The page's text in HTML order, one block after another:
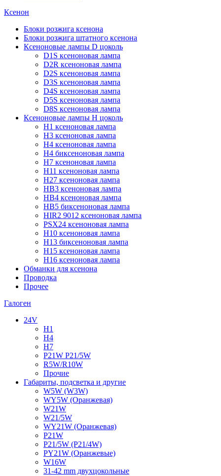
Ксенон
Блоки розжига ксенона
Блоки розжига штатного ксенона
Ксеноновые лампы D цоколь
D1S ксеноновая лампа
D2R ксеноновая лампа
D2S ксеноновая лампа
D3S ксеноновая лампа
D4S ксеноновая лампа
D5S ксеноновая лампа
D8S ксеноновая лампа
Ксеноновые лампы Н цоколь
H1 ксеноновая лампа
H3 ксеноновая лампа
H4 ксеноновая лампа
H4 биксеноновая лампа
H7 ксеноновая лампа
H11 ксеноновая лампа
H27 ксеноновая лампа
HB3 ксеноновая лампа
HB4 ксеноновая лампа
HB5 биксеноновая лампа
HIR2 9012 ксеноновая лампа
PSX24 ксеноновая лампа
H10 ксеноновая лампа
H13 биксеноновая лампа
H15 ксеноновая лампа
H16 ксеноновая лампа
Обманки для ксенона
Проводка
Прочее
Галоген
24V
H1
H4
H7
P21W P21/5W
R5W/R10W
Прочие
Габариты, подсветка и другие
W5W (W3W)
WY5W (Оранжевая)
W21W
W21/5W
WY21W (Оранжевая)
P21W
P21/5W (P21/4W)
PY21W (Оранжевые)
W16W
31-42 mm двухцокольные